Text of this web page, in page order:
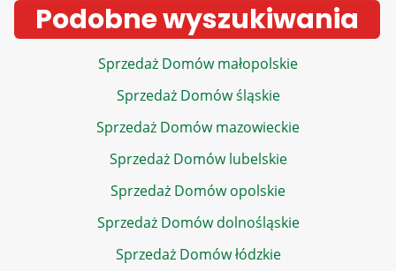
Podobne wyszukiwania
Sprzedaż Domów małopolskie
Sprzedaż Domów śląskie
Sprzedaż Domów mazowieckie
Sprzedaż Domów lubelskie
Sprzedaż Domów opolskie
Sprzedaż Domów dolnośląskie
Sprzedaż Domów łódzkie